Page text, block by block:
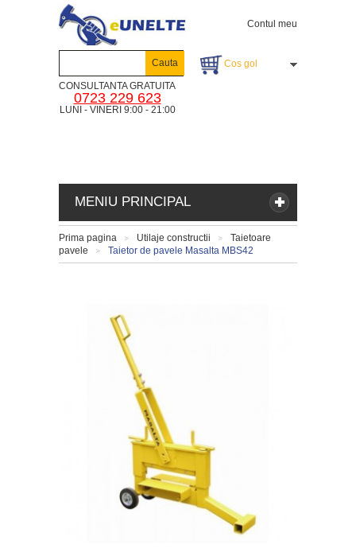
Contul meu
Cos gol
MENIU PRINCIPAL
CONSULTANTA GRATUITA
0723 229 623
LUNI - VINERI 9:00 - 21:00
Cauta
Prima pagina
>
Utilaje constructii
>
Taietoare
pavele
Taietor de pavele Masalta MBS42